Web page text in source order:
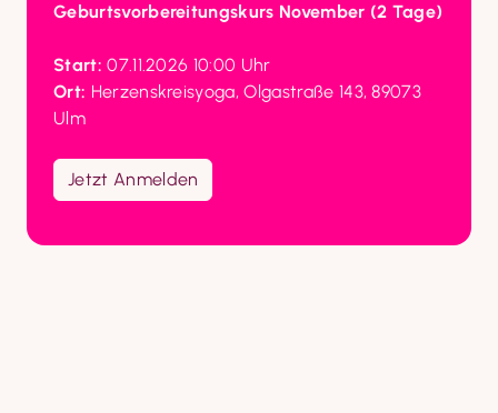
Geburtsvorbereitungskurs November (2 Tage)
Start:
Ort: Herzenskreisyoga, Olgastraße 143, 89073
Ulm
Jetzt Anmelden